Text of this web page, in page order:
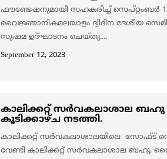
ഫൗണ്ടേഷനുമായി സഹകരിച്ച് സെപ്റ്റംബർ
വൈജ്ഞാനികമലയാളം ദ്വിദിന ദേശീയ
സുഷമ ഉദ്ഘാടനം ചെയ്തു....
September 12, 2023
കാലിക്കറ്റ് സർവകലാശാല
കൂടിക്കാഴ്ച നടത്തി.
കാലിക്കറ്റ് സർവകലാശാലയിലെ സോഫ്ട്
വേണ്ടി കാലിക്കറ്റ് സർവകലാശാല